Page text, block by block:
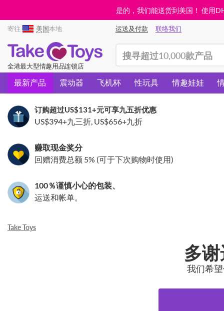
是的，我们能送货到美国！ 使用
寄往 美国本地 运送及付款 联络我们
全港最大型情趣用品连锁店
最新产品 震动器 飞机杯 性玩具 情趣娃娃
订购超过US$131+元可享九五折优惠
US$394+九三折, US$656+九折
赚取现金奖分
回赠消费总额 5% (可于下次购物时使用)
100％谨慎小心的包装、
运送和帐单。
Take Toys
多
我们希